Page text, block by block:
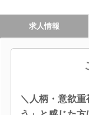
求人情報
＼人柄・意欲